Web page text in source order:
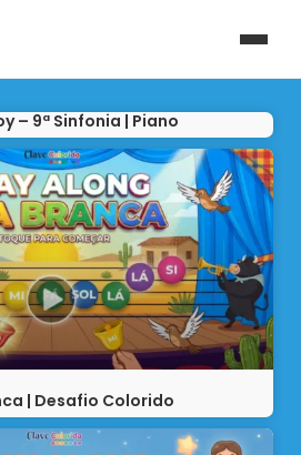
– 9ª Sinfonia | Piano
| Desafio Colorido